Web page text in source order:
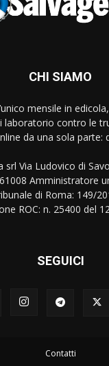
CHI SIAMO
mensile in
laboratorio contro le
da una sola parte:
srl Via Ludovico di
Amministratore
di Roma: 149/
ROC: n. 25400 del
SEGUICI
Contatti